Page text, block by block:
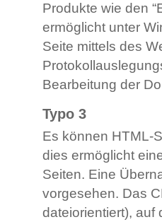
Produkte wie den
ermöglicht unter
Seite mittels des
Bearbeitung der
Typo 3
Es können HTML-
dies ermöglicht
Seiten. Eine
vorgesehen. Das
dateiorientiert), auf